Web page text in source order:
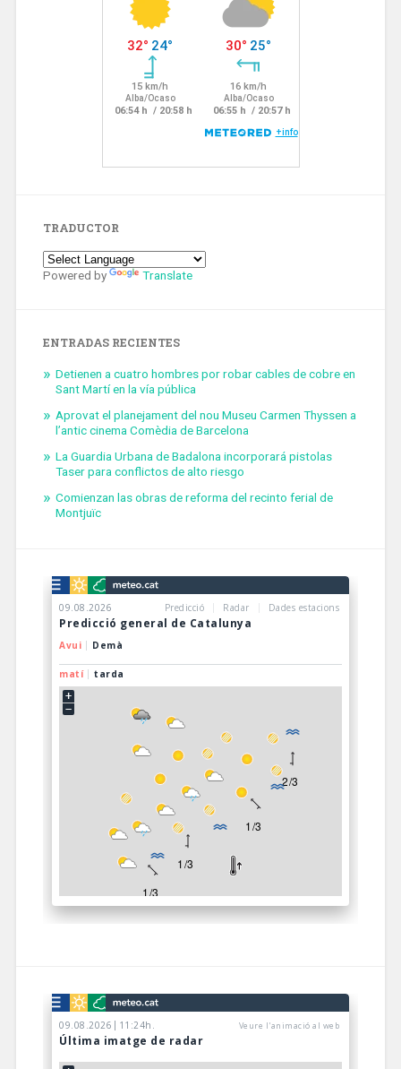
TRADUCTOR
Powered by Translate
ENTRADAS RECIENTES
Detienen a cuatro hombres por robar cables de cobre en
Sant Martí en la vía pública
Aprovat el planejament del nou Museu Carmen Thyssen a
l’antic cinema Comèdia de Barcelona
La Guardia Urbana de Badalona incorporará pistolas
Taser para conflictos de alto riesgo
Comienzan las obras de reforma del recinto ferial de
Montjuïc